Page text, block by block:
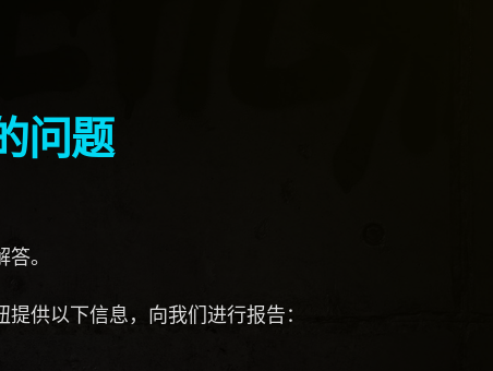
问题
。
提供以下信息，向我们进行报告：